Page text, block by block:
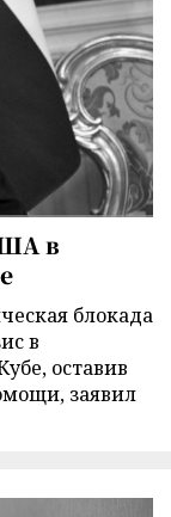
в
блокада
в
оставив
заявил